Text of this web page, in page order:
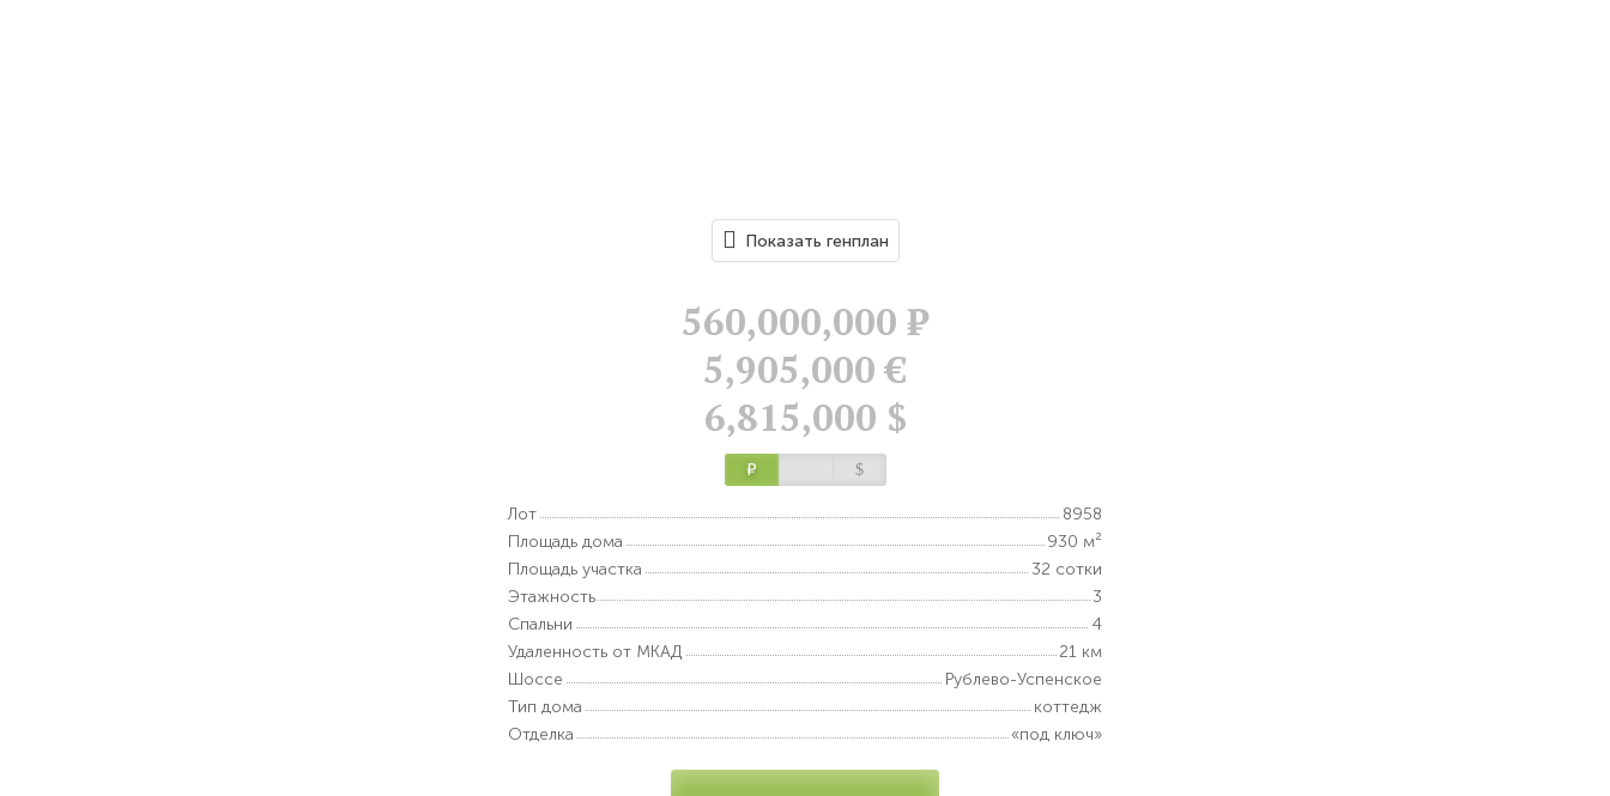
Показать генплан
560,000,000 Р
5,905,000 €
6,815,000 $
Р $
Лот
8958
Площадь дома
930 м²
Площадь участка
32 сотки
Этажность
3
Спальни
4
Удаленность от МКАД
21 км
Шоссе
Рублево-Успенское
Тип дома
коттедж
Отделка
«под ключ»